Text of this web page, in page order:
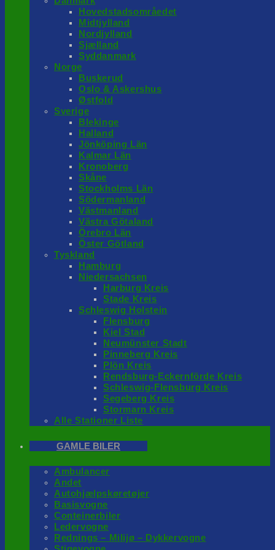
Hovedstadsområedet
Midtjylland
Nordjylland
Sjælland
Syddanmark
Norge
Buskerud
Oslo & Askershus
Østfold
Sverige
Blekinge
Halland
Jönköping Län
Kalmar Län
Kronoberg
Skåne
Stockholms Län
Södermanland
Västmanland
Västra Götaland
Örebro Län
Öster Götland
Tyskland
Hamburg
Niedersachsen
Harburg Kreis
Stade Kreis
Schleswig Holstein
Flensburg
Kiel Stad
Neumünster Stadt
Pinneberg Kreis
Plön Kreis
Rendsburg-Eckernförde Kreis
Schleswig-Flensburg Kreis
Segeberg Kreis
Stormarn Kreis
Alle Stationer Liste
GAMLE BILER
Ambulancer
Andet
Autohjælpskøretøjer
Basisvogne
Conteinerbiler
Ledervogne
Rednings – Milijø – Dykkervogne